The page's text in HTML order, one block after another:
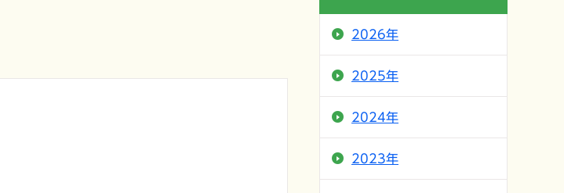
2026年
2025年
2024年
2023年